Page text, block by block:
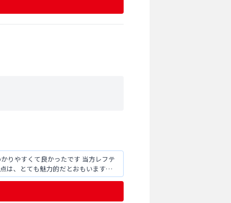
りやすくて良かったです 当方レフテ
は、とても魅力的だとおもいます！